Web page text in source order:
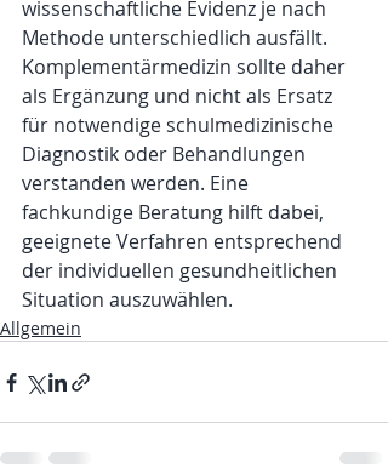
wissenschaftliche Evidenz je nach
Methode unterschiedlich ausfällt.
Komplementärmedizin sollte daher
als Ergänzung und nicht als Ersatz
für notwendige schulmedizinische
Diagnostik oder Behandlungen
verstanden werden. Eine
fachkundige Beratung hilft dabei,
geeignete Verfahren entsprechend
der individuellen gesundheitlichen
Situation auszuwählen.
Allgemein